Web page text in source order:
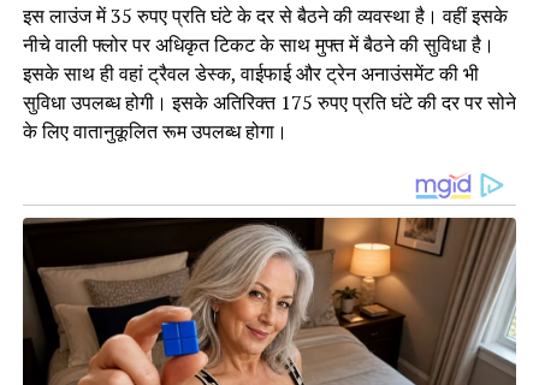
इस लाउंज में 35 रुपए प्रति घंटे के दर से बैठने की व्यवस्था है। वहीं इसके
नीचे वाली फ्लोर पर अधिकृत टिकट के साथ मुफ्त में बैठने की सुविधा है।
इसके साथ ही वहां ट्रैवल डेस्क, वाईफाई और ट्रेन अनाउंसमेंट की भी
सुविधा उपलब्ध होगी। इसके अतिरिक्त 175 रुपए प्रति घंटे की दर पर सोने
के लिए वातानुकूलित रूम उपलब्ध होगा।